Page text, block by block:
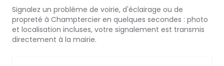
Signalez un problème de voirie, d'éclairage ou de
propreté à Champtercier en quelques secondes : photo
et localisation incluses, votre signalement est transmis
directement à la mairie.